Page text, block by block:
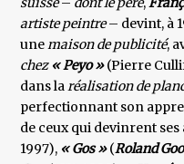
artiste peintre– devint, à
unemaison de publicité,
chez « Peyo »(Pierre
dans laréalisation de
perfectionnant son
de ceux qui devinrent ses
1997), « Gos »(Roland